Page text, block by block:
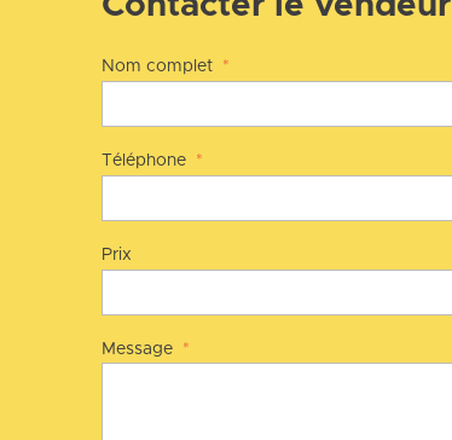
Nom complet *
Téléphone *
Prix
Message *